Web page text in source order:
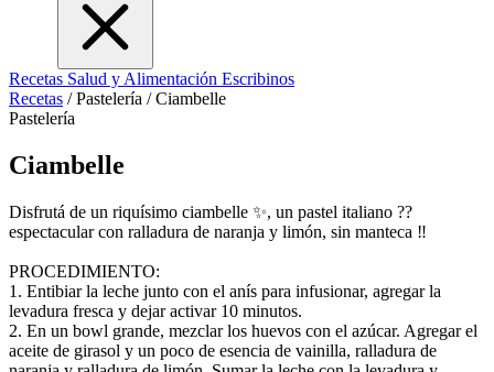
Recetas Salud y Alimentación Escribinos
Recetas / Pastelería / Ciambelle
Pastelería
Ciambelle
Disfrutá de un riquísimo ciambelle ✨, un pastel italiano ??
espectacular con ralladura de naranja y limón, sin manteca ‼️
PROCEDIMIENTO:
1. Entibiar la leche junto con el anís para infusionar, agregar la
levadura fresca y dejar activar 10 minutos.
2. En un bowl grande, mezclar los huevos con el azúcar. Agregar el
aceite de girasol y un poco de esencia de vainilla, ralladura de